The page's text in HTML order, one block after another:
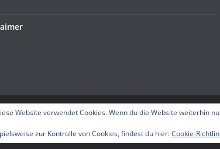
SWISS RC CHANNEL. Alle Rechte vorbehalten.
von ThemeGrill. Präsentiert vonWordPress.
Website verwendet Cookies. Wenn du die Website weiterhin
zur Kontrolle von Cookies, findest du hier:Cookie-